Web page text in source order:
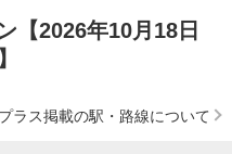
【2026年10月18日
ラス掲載の駅・路線について